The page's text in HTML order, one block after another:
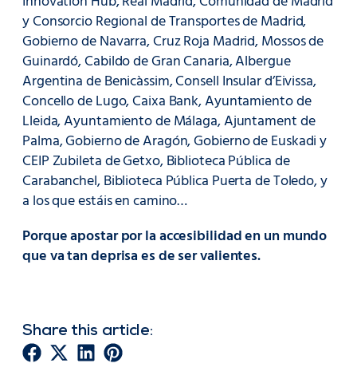
y Consorcio Regional de Transportes de Madrid,
Gobierno de Navarra, Cruz Roja Madrid, Mossos de
Guinardó, Cabildo de Gran Canaria, Albergue
Argentina de Benicàssim, Consell Insular d’Eivissa,
Concello de Lugo, Caixa Bank, Ayuntamiento de
Lleida, Ayuntamiento de Málaga, Ajuntament de
Palma, Gobierno de Aragón, Gobierno de Euskadi y
CEIP Zubileta de Getxo, Biblioteca Pública de
Carabanchel, Biblioteca Pública Puerta de Toledo, y
a los que estáis en camino…
Porque apostar por la accesibilidad en un mundo
que va tan deprisa es de ser valientes.
Share this article: